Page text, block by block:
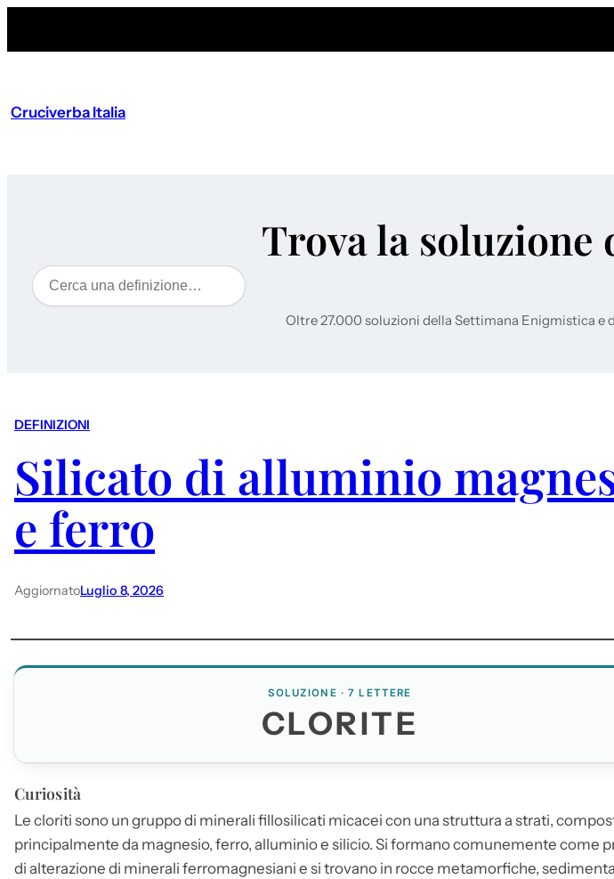
Cruciverba Italia
Trova la
Cerca
Oltre 27.000 soluzioni della Settimana Enigmistica
DEFINIZIONI
Silicato di alluminio
e ferro
AggiornatoLuglio 8, 2026
SOLUZIONE · 7 LETTERE
CLORITE
Curiosità
Le cloriti sono un gruppo di minerali fillosilicati micacei con una struttura a strati,
principalmente da magnesio, ferro, alluminio e silicio. Si formano comunemente come
di alterazione di minerali ferromagnesiani e si trovano in rocce metamorfiche,